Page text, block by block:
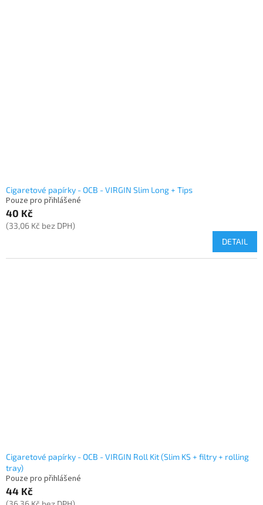
Cigaretové papírky - OCB - VIRGIN Slim Long + Tips
Pouze pro přihlášené
40 Kč
(33,06 Kč bez DPH)
DETAIL
Cigaretové papírky - OCB - VIRGIN Roll Kit (Slim KS + filtry + rolling
tray)
Pouze pro přihlášené
44 Kč